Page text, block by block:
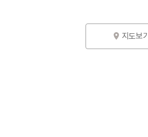
지도보기